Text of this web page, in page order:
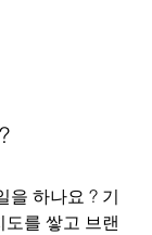
을 하나요 ? 기
를 쌓고 브랜